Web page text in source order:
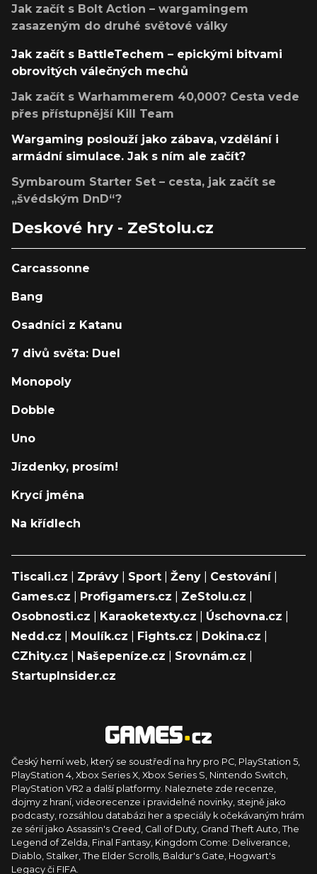
Jak začít s Bolt Action – wargamingem
zasazeným do druhé světové války
Jak začít s BattleTechem – epickými bitvami
obrovitých válečných mechů
Jak začít s Warhammerem 40,000? Cesta vede
přes přístupnější Kill Team
Wargaming poslouží jako zábava, vzdělání i
armádní simulace. Jak s ním ale začít?
Symbaroum Starter Set – cesta, jak začít se
„švédským DnD“?
Deskové hry - ZeStolu.cz
Carcassonne
Bang
Osadníci z Katanu
7 divů světa: Duel
Monopoly
Dobble
Uno
Jízdenky, prosím!
Krycí jména
Na křídlech
Tiscali.cz Zprávy Sport Ženy Cestování|
Games.cz
Profigamers.cz ZeStolu.cz
Osobnosti.cz
Karaoketexty.cz Úschovna.cz
Nedd.cz
Moulík.cz Fights.cz Dokina.cz
CZhity.cz
Našepeníze.cz Srovnám.cz
StartupInsider.cz
Český herní web, který se soustředí na hry pro PC, PlayStation 5,
PlayStation 4, Xbox Series X, Xbox Series S, Nintendo Switch,
PlayStation VR2 a další platformy. Naleznete zde recenze,
dojmy z hraní, videorecenze i pravidelné novinky, stejně jako
podcasty, rozsáhlou databázi her a speciály k očekávaným hrám
ze sérií jako Assassin's Creed, Call of Duty, Grand Theft Auto, The
Legend of Zelda, Final Fantasy, Kingdom Come: Deliverance,
Diablo, Stalker, The Elder Scrolls, Baldur's Gate, Hogwart's
Legacy či FIFA.